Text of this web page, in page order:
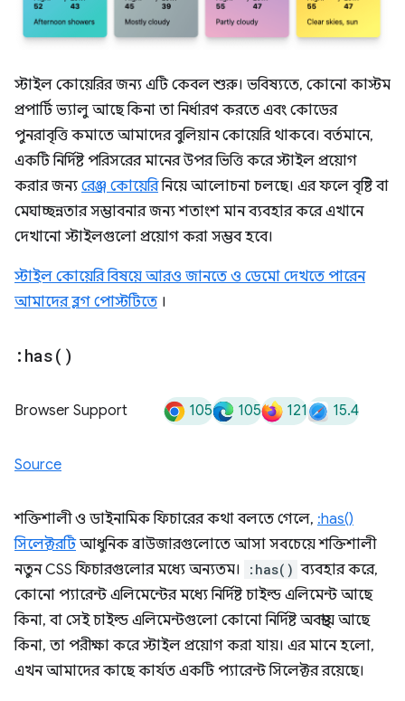
স্টাইল কোয়েরির জন্য এটি কেবল শুরু। ভবিষ্যতে, কোনো কাস্টম
প্রপার্টি ভ্যালু আছে কিনা তা নির্ধারণ করতে এবং কোডের
পুনরাবৃত্তি কমাতে আমাদের বুলিয়ান কোয়েরি থাকবে। বর্তমানে,
একটি নির্দিষ্ট পরিসরের মানের উপর ভিত্তি করে স্টাইল প্রয়োগ
করার জন্য রেঞ্জ কোয়েরিনিয়ে আলোচনা চলছে। এর ফলে বৃষ্টি বা
মেঘাচ্ছন্নতার সম্ভাবনার জন্য শতাংশ মান ব্যবহার করে এখানে
দেখানো স্টাইলগুলো প্রয়োগ করা সম্ভব হবে।
স্টাইল কোয়েরি বিষয়ে আরও জানতে ও ডেমো দেখতে পারেন
আমাদের ব্লগ পোস্টটিতে ।
: has( )
Browser Support 105 105 121 15.4
Source
শক্তিশালী ও ডাইনামিক ফিচারের কথা বলতে গেলে, :has()
সিলেক্টরটিআধুনিক ব্রাউজারগুলোতে আসা সবচেয়ে শক্তিশালী
নতুন CSS ফিচারগুলোর মধ্যে অন্যতম।
:has() ব্যবহার করে,
কোনো প্যারেন্ট এলিমেন্টের মধ্যে নির্দিষ্ট চাইল্ড এলিমেন্ট আছে
কিনা, বা সেই চাইল্ড এলিমেন্টগুলো কোনো নির্দিষ্ট অবস্থায় আছে
কিনা, তা পরীক্ষা করে স্টাইল প্রয়োগ করা যায়। এর মানে হলো,
এখন আমাদের কাছে কার্যত একটি প্যারেন্ট সিলেক্টর রয়েছে।